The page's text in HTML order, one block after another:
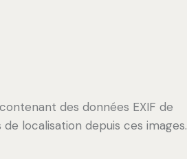
des données EXIF de
localisation depuis ces images.